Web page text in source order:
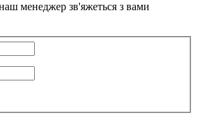
менеджер зв'яжеться з вами